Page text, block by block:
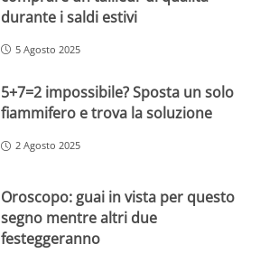
durante i saldi estivi
5 Agosto 2025
5+7=2 impossibile? Sposta un solo
fiammifero e trova la soluzione
2 Agosto 2025
Oroscopo: guai in vista per questo
segno mentre altri due
festeggeranno